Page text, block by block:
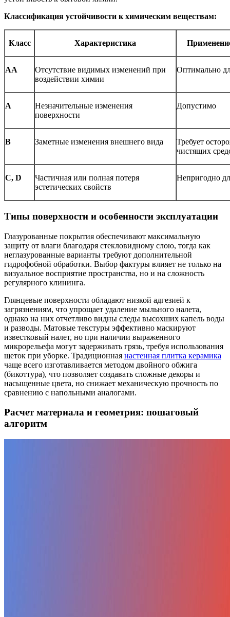
Классификация устойчивости к химическим веществам:
Класс Характеристика
AA
Отсутствие видимых изменений при
воздействии химии
Оптимально
A
Незначительные изменения
поверхности
Допустимо
B Заметные изменения внешнего вида
Требует
чистящих
C, D
Частичная или полная потеря
эстетических свойств
Непригодно
Типы поверхности и особенности эксплуатации
Глазурованные покрытия обеспечивают максимальную
защиту от влаги благодаря стекловидному слою, тогда как
неглазурованные варианты требуют дополнительной
гидрофобной обработки. Выбор фактуры влияет не только на
визуальное восприятие пространства, но и на сложность
регулярного клининга.
Глянцевые поверхности обладают низкой адгезией к
загрязнениям, что упрощает удаление мыльного налета,
однако на них отчетливо видны следы высохших капель воды
и разводы. Матовые текстуры эффективно маскируют
известковый налет, но при наличии выраженного
микрорельефа могут задерживать грязь, требуя использования
щеток при уборке. Традиционная настенная плитка керамика
чаще всего изготавливается методом двойного обжига
(бикоттура), что позволяет создавать сложные декоры и
насыщенные цвета, но снижает механическую прочность по
сравнению с напольными аналогами.
Расчет материала и геометрия: пошаговый
алгоритм